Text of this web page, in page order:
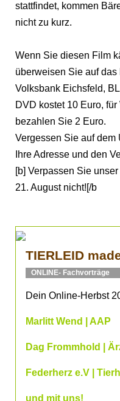
stattfindet, kommen
nicht zu kurz.
Wenn Sie diesen Film
überweisen Sie auf
Volksbank Eichsfeld,
DVD kostet 10 Euro,
bezahlen Sie 2 Euro.
Vergessen Sie auf
Ihre Adresse und den
[b] Verpassen Sie
21. August nicht![/b
TIERLEID
ONLINE- Fachvorträge
Dein Online-Herbst
Marlitt Wend | AAP
Dag Frommhold |
Federherz e.V |
und mit uns!